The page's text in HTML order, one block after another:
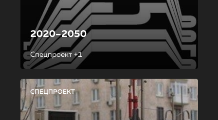
2020–2050
Спецпроект +1
СПЕЦПРОЕКТ